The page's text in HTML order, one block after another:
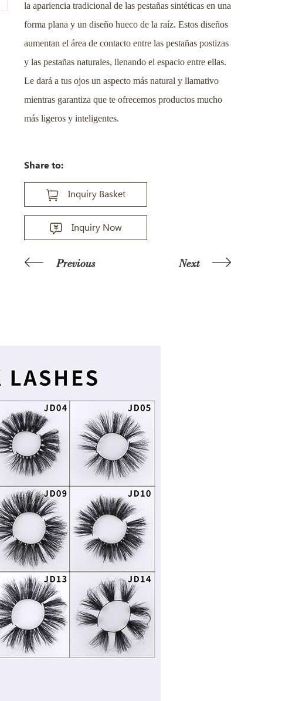
la apariencia tradicional de las pestañas sintéticas en una
forma plana y un diseño hueco de la raíz. Estos diseños
aumentan el área de contacto entre las pestañas postizas
y las pestañas naturales, llenando el espacio entre ellas.
Le dará a tus ojos un aspecto más natural y llamativo
mientras garantiza que te ofrecemos productos mucho
más ligeros y inteligentes.
Share to:
Inquiry Basket
Inquiry Now
Previous Next